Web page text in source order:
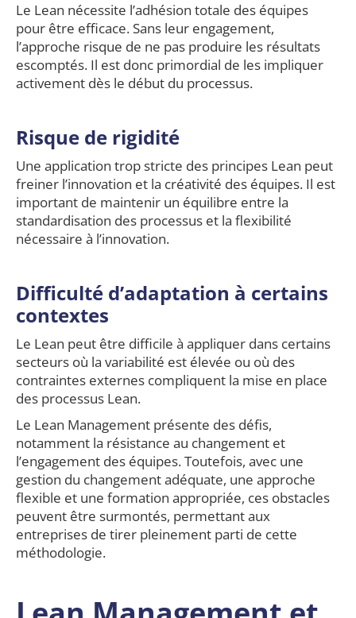
Le Lean nécessite l’adhésion totale des équipes
pour être efficace. Sans leur engagement,
l’approche risque de ne pas produire les résultats
escomptés. Il est donc primordial de les impliquer
activement dès le début du processus.
Risque de rigidité
Une application trop stricte des principes Lean peut
freiner l’innovation et la créativité des équipes. Il est
important de maintenir un équilibre entre la
standardisation des processus et la flexibilité
nécessaire à l’innovation.
Difficulté d’adaptation à certains
contextes
Le Lean peut être difficile à appliquer dans certains
secteurs où la variabilité est élevée ou où des
contraintes externes compliquent la mise en place
des processus Lean.
Le Lean Management présente des défis,
notamment la résistance au changement et
l’engagement des équipes. Toutefois, avec une
gestion du changement adéquate, une approche
flexible et une formation appropriée, ces obstacles
peuvent être surmontés, permettant aux
entreprises de tirer pleinement parti de cette
méthodologie.